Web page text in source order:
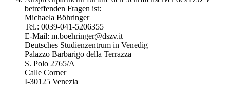
betreffenden Fragen ist:
Michaela Böhringer
Tel.: 0039-041-5206355
E-Mail: m.boehringer@dszv.it
Deutsches Studienzentrum in Venedig
Palazzo Barbarigo della Terrazza
S. Polo 2765/A
Calle Corner
I-30125 Venezia